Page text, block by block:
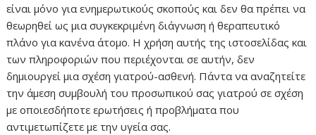
είναι μόνο για ενημερωτικούς σκοπούς και δεν θα πρέπει να
θεωρηθεί ως μια συγκεκριμένη διάγνωση ή θεραπευτικό
πλάνο για κανένα άτομο. Η χρήση αυτής της ιστοσελίδας και
των πληροφοριών που περιέχονται σε αυτήν, δεν
δημιουργεί μια σχέση γιατρού-ασθενή. Πάντα να αναζητείτε
την άμεση συμβουλή του προσωπικού σας γιατρού σε σχέση
με οποιεσδήποτε ερωτήσεις ή προβλήματα που
αντιμετωπίζετε με την υγεία σας.